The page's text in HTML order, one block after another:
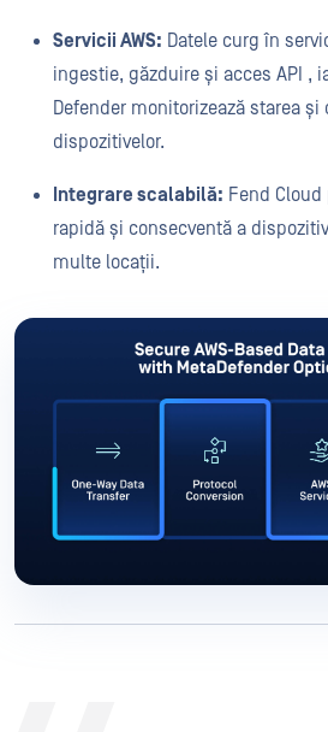
Servicii AWS: Datele curg în
ingestie, găzduire și acces API ,
Defender monitorizează starea
dispozitivelor.
Integrare scalabilă: Fend
rapidă și consecventă a
multe locații.